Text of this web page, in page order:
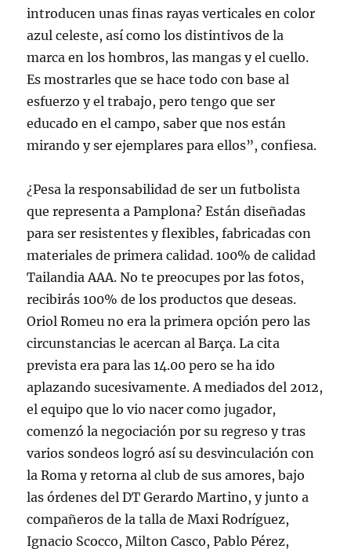
introducen unas finas rayas verticales en color
azul celeste, así como los distintivos de la
marca en los hombros, las mangas y el cuello.
Es mostrarles que se hace todo con base al
esfuerzo y el trabajo, pero tengo que ser
educado en el campo, saber que nos están
mirando y ser ejemplares para ellos”, confiesa.
¿Pesa la responsabilidad de ser un futbolista
que representa a Pamplona? Están diseñadas
para ser resistentes y flexibles, fabricadas con
materiales de primera calidad. 100% de calidad
Tailandia AAA. No te preocupes por las fotos,
recibirás 100% de los productos que deseas.
Oriol Romeu no era la primera opción pero las
circunstancias le acercan al Barça. La cita
prevista era para las 14.00 pero se ha ido
aplazando sucesivamente. A mediados del 2012,
el equipo que lo vio nacer como jugador,
comenzó la negociación por su regreso y tras
varios sondeos logró así su desvinculación con
la Roma y retorna al club de sus amores, bajo
las órdenes del DT Gerardo Martino, y junto a
compañeros de la talla de Maxi Rodríguez,
Ignacio Scocco, Milton Casco, Pablo Pérez,